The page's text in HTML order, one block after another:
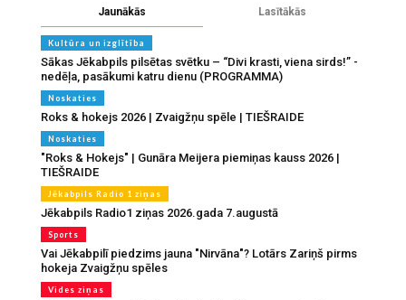
Jaunākās Lasītākās
Kultūra un izglītība
Sākas Jēkabpils pilsētas svētku – “Divi krasti, viena sirds!” -
nedēļa, pasākumi katru dienu (PROGRAMMA)
Noskaties
Roks & hokejs 2026 | Zvaigžņu spēle | TIEŠRAIDE
Noskaties
"Roks & Hokejs" | Gunāra Meijera piemiņas kauss 2026 |
TIEŠRAIDE
Jēkabpils Radio 1 ziņas
Jēkabpils Radio1 ziņas 2026.gada 7.augustā
Sports
Vai Jēkabpilī piedzims jauna "Nirvāna"? Lotārs Zariņš pirms
hokeja Zvaigžņu spēles
Vides ziņas